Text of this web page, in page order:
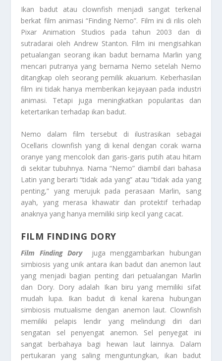
Ikan badut atau clownfish menjadi sangat terkenal
berkat film animasi “Finding Nemo”. Film ini di rilis oleh
Pixar Animation Studios pada tahun 2003 dan di
sutradarai oleh Andrew Stanton. Film ini mengisahkan
petualangan seorang ikan badut bernama Marlin yang
mencari putranya yang bernama Nemo setelah Nemo
ditangkap oleh seorang pemilik akuarium. Keberhasilan
film ini tidak hanya memberikan kejayaan pada industri
animasi. Tetapi juga meningkatkan popularitas dan
ketertarikan terhadap ikan badut.
Nemo dalam film tersebut di ilustrasikan sebagai
Ocellaris clownfish yang di kenal dengan corak warna
oranye yang mencolok dan garis-garis putih atau hitam
di sekitar tubuhnya. Nama “Nemo” diambil dari bahasa
Latin yang berarti “tidak ada yang” atau “tidak ada yang
penting,” yang merujuk pada perasaan Marlin, sang
ayah, yang merasa khawatir dan protektif terhadap
anaknya yang hanya memiliki sirip kecil yang cacat.
FILM FINDING DORY
Film Finding Dory
juga menggambarkan hubungan
simbiosis yang unik antara ikan badut dan anemon laut
yang menjadi bagian penting dari petualangan Marlin
dan Dory. Dory adalah Ikan biru yang memiliki sifat
mudah lupa. Ikan badut di kenal karena hubungan
simbiosis mutualisme dengan anemon laut. Clownfish
memiliki pelapis lendir yang melindungi diri dari
sengatan sel penyengat anemon. Sel penyegat ini
sangat berbahaya bagi hewan laut lainnya. Dalam
pertukaran yang saling menguntungkan, ikan badut